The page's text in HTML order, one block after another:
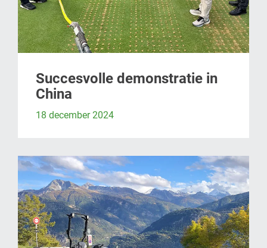
Succesvolle demonstratie in
China
18 december 2024